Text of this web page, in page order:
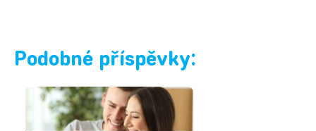
Podobné příspěvky: